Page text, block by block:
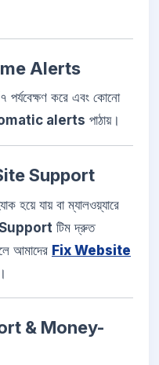
Alerts
৭ পর্যবেক্ষণ করে এবং কোনো
alerts পাঠায়।
Support
হয়ে যায় বা ম্যালওয়্যারে
টিম দ্রুত
আমাদের Fix Website
& Money-